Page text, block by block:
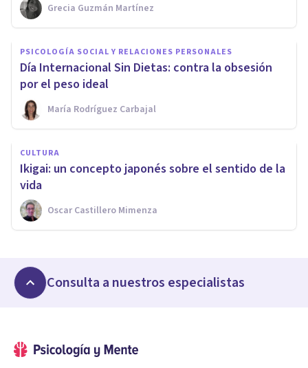
Grecia Guzmán Martínez
PSICOLOGÍA SOCIAL Y RELACIONES PERSONALES
Día Internacional Sin Dietas: contra la obsesión
por el peso ideal
María Rodríguez Carbajal
CULTURA
Ikigai: un concepto japonés sobre el sentido de la
vida
Oscar Castillero Mimenza
Consulta a nuestros especialistas